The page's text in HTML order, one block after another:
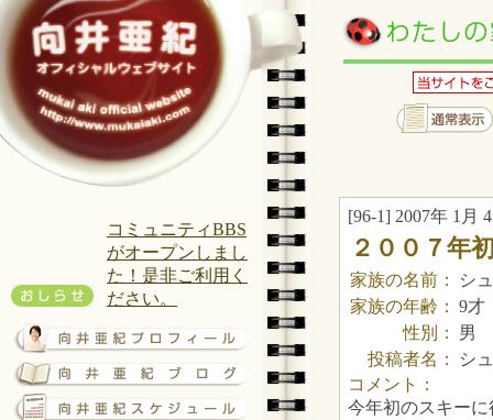
コミュニティBBS
がオープンしまし
た！是非ご利用く
ださい。
[96-1] 2007年 1月
２００７年
家族の名前：
シ
家族の年齢： 9才
性別：
男
投稿者名：
シ
コメント：
今年初のスキー